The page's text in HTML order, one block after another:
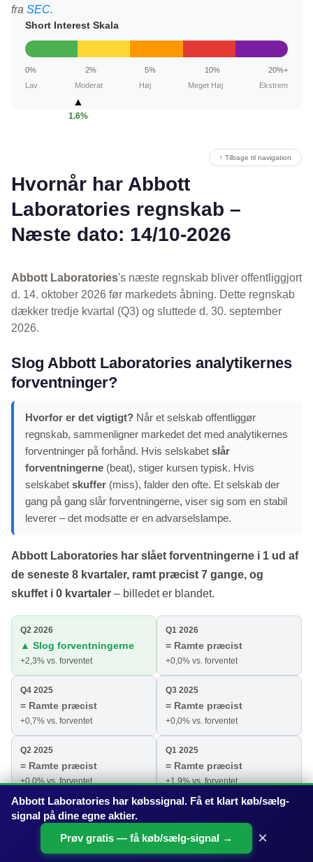
fra SEC.
Short Interest Skala
0% 2% 5% 10%
20%+
Lav
Moderat Høj Meget Høj Ekstrem
▲
1.6%
↑ Tilbage til navigation
Hvornår har Abbott
Laboratories regnskab –
Næste dato: 14/10-2026
Abbott Laboratories's næste regnskab bliver offentliggjort
d. 14. oktober 2026 før markedets åbning. Dette regnskab
dækker tredje kvartal (Q3) og sluttede d. 30. september
2026.
Slog Abbott Laboratories analytikernes
forventninger?
Hvorfor er det vigtigt? Når et selskab offentliggør
regnskab, sammenligner markedet det med analytikernes
forventninger på forhånd. Hvis selskabet slår
forventningerne (beat), stiger kursen typisk. Hvis
selskabet skuffer (miss), falder den ofte. Et selskab der
gang på gang slår forventningerne, viser sig som en stabil
leverer – det modsatte er en advarselslampe.
Abbott Laboratories har slået forventningerne i 1 ud af
de seneste 8 kvartaler, ramt præcist 7 gange, og
skuffet i 0 kvartaler – billedet er blandet.
Q2 2026
▲ Slog forventningerne
+2,3% vs. forventet
Q1 2026
= Ramte præcist
+0,0% vs. forventet
Q4 2025
= Ramte præcist
+0,7% vs. forventet
Q3 2025
= Ramte præcist
+0,0% vs. forventet
Q2 2025
= Ramte præcist
+0,0% vs. forventet
Q1 2025
= Ramte præcist
+1,9% vs. forventet
Q4 2024
= Ramte præcist
+0,0% vs. forventet
= Ramte præcist
+0,8% vs. forventet
Abbott Laboratories har købssignal. Få et klart køb/sælg-
signal på dine egne aktier.
Prøv gratis — få køb/sælg-signal →
×